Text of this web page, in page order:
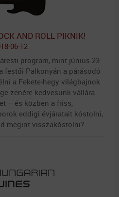
AND ROLL PIKNIK!
06-12
program, mint június 23-
festői Palkonyán a párásodó
a Fekete-hegy világbajnok
zenére kedvesünk vállára
– és közben a friss,
eddigi évjáratait kóstolni,
megint visszakóstolni?